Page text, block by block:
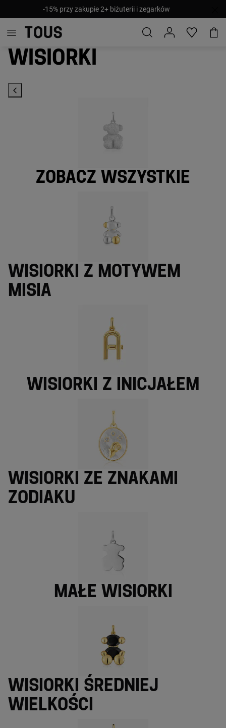
WYPRZEDAŻ: Do -40%! Nowe rabaty i dodane produkty!
Wisiorki
Zobacz wszystkie
Wisiorki z motywem
misia
Wisiorki z inicjałem
Wisiorki ze znakami
zodiaku
Małe wisiorki
Wisiorki średniej
wielkości